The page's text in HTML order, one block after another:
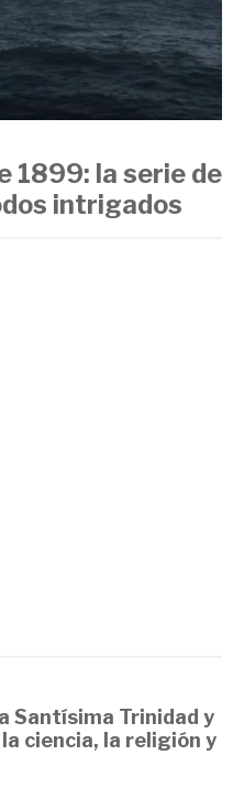
1899: la serie de
intrigados
Santísima Trinidad y
ciencia, la religión y